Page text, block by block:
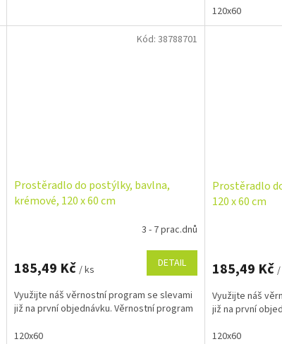
120x60
Prostěradlo do postýlky, bavlna,
krémové, 120 x 60 cm
3 - 7 prac.dnů
185,49 Kč / ks DETAIL
Využijte náš věrnostní program se slevami
již na první objednávku. Věrnostní program
120x60
Kód: 38788701
Prostěradlo
120 x 60 cm
185,49 Kč /
Využijte náš
již na první
120x60